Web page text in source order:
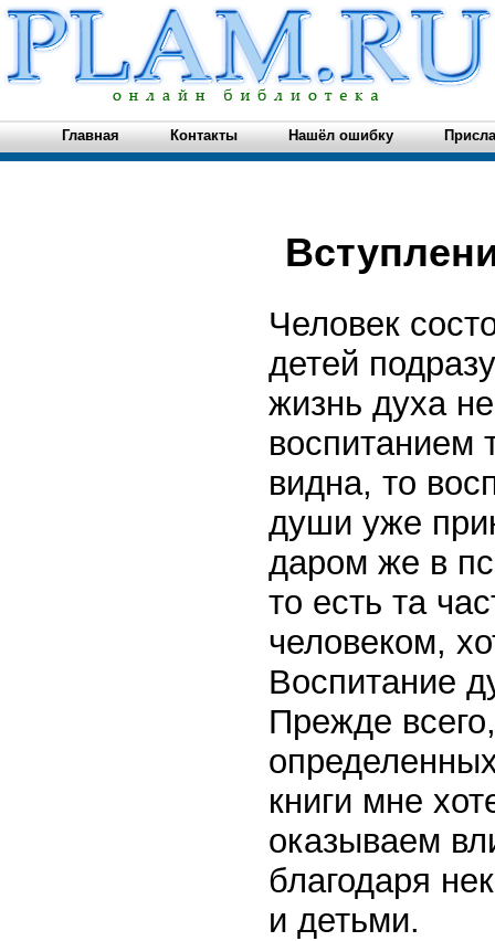
Главная Контакты Нашёл ошибку
Человек
детей
жизнь духа
воспитанием
видна, то
души уже
даром же в
то есть та
человеком,
Воспитание
Прежде
книги мне
оказываем
благодаря
и детьми.